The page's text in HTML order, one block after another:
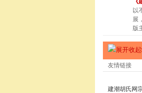
以
展
版
友情链接
建潮胡氏网